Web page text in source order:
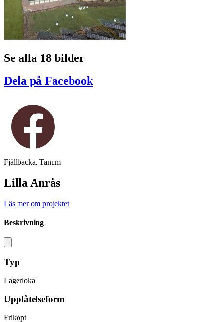
Se alla 18 bilder
Dela på Facebook
Fjällbacka, Tanum
Lilla Anrås
Läs mer om projektet
Beskrivning
Typ
Lagerlokal
Upplåtelseform
Friköpt